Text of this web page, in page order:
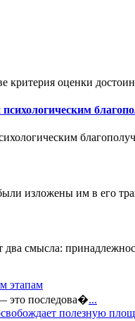
критерия оценки
изложены им в его
смысла:
этапам
это последова�...
полезную